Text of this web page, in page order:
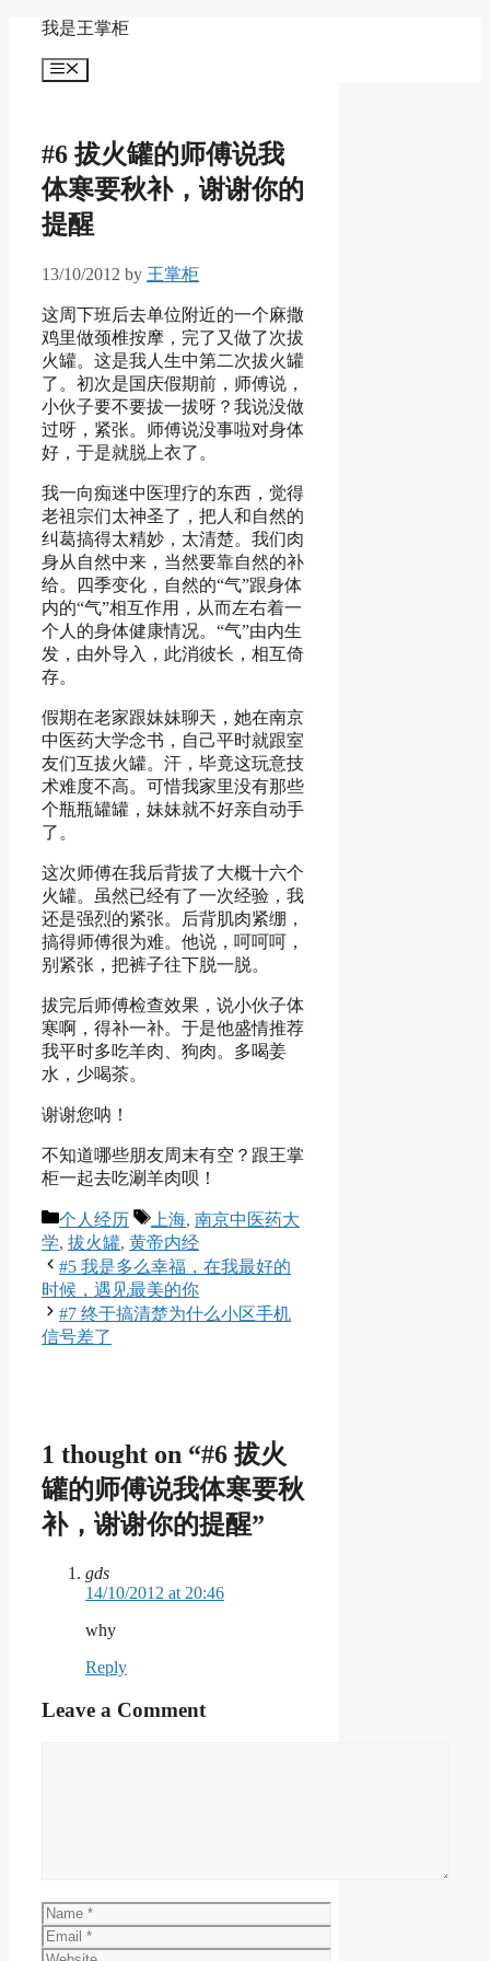
content
我是王掌柜
Menu
#6 拔火罐的师傅说我
体寒要秋补，谢谢你的
提醒
13/10/2012 by 王掌柜
这周下班后去单位附近的一个麻撒
鸡里做颈椎按摩，完了又做了次拔
火罐。这是我人生中第二次拔火罐
了。初次是国庆假期前，师傅说，
小伙子要不要拔一拔呀？我说没做
过呀，紧张。师傅说没事啦对身体
好，于是就脱上衣了。
我一向痴迷中医理疗的东西，觉得
老祖宗们太神圣了，把人和自然的
纠葛搞得太精妙，太清楚。我们肉
身从自然中来，当然要靠自然的补
给。四季变化，自然的“气”跟身体
内的“气”相互作用，从而左右着一
个人的身体健康情况。“气”由内生
发，由外导入，此消彼长，相互倚
存。
假期在老家跟妹妹聊天，她在南京
中医药大学念书，自己平时就跟室
友们互拔火罐。汗，毕竟这玩意技
术难度不高。可惜我家里没有那些
个瓶瓶罐罐，妹妹就不好亲自动手
了。
这次师傅在我后背拔了大概十六个
火罐。虽然已经有了一次经验，我
还是强烈的紧张。后背肌肉紧绷，
搞得师傅很为难。他说，呵呵呵，
别紧张，把裤子往下脱一脱。
拔完后师傅检查效果，说小伙子体
寒啊，得补一补。于是他盛情推荐
我平时多吃羊肉、狗肉。多喝姜
水，少喝茶。
谢谢您呐！
不知道哪些朋友周末有空？跟王掌
柜一起去吃涮羊肉呗！
Categories
个人经历 Tags
上海, 南京中医药大
学, 拔火罐, 黄帝内经
#5 我是多么幸福，在我最好的
时候，遇见最美的你
#7 终于搞清楚为什么小区手机
信号差了
1 thought on “#6 拔火
罐的师傅说我体寒要秋
补，谢谢你的提醒”
gds
14/10/2012 at 20:46
why
Reply
Leave a Comment
Name
Email
Website